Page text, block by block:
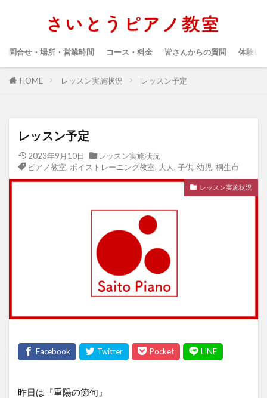
問合せ・場所・営業時間 コース・料金 皆さんからの質問 体験レ
HOME レッスン実施状況 レッスン予定
レッスン予定
2023年9月10日
レッスン実施状況
ピアノ教室, ボイストレーニング教室, 大人, 子供, 幼児, 桐生市
レッスン実施状況
昨日は『重陽の節句』